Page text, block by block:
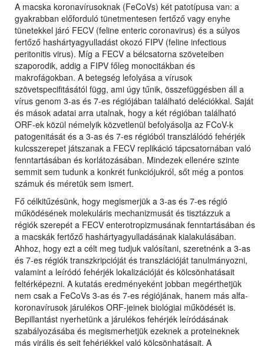
A macska koronavírusoknak (FeCoVs) két patotípusa van: a
gyakrabban előforduló tünetmentesen fertőző vagy enyhe
tünetekkel járó FECV (feline enteric coronavirus) és a súlyos
fertőző hashártyagyulladást okozó FIPV (feline infectious
peritonitis virus). Míg a FECV a bélcsatorna szöveteiben
szaporodik, addig a FIPV főleg monocitákban és
makrofágokban. A betegség lefolyása a vírusok
szövetspecifitásától függ, ami úgy tűnik, összefüggésben áll a
vírus genom 3-as és 7-es régiójában található deléciókkal. Saját
és mások adatai arra utalnak, hogy a két régióban található
ORF-ek közül némelyik közvetlenül befolyásolja az FCoV-k
patogenitását és a 3-as és 7-es régióból transzlálódó fehérjék
kulcsszerepet játszanak a FECV replikáció tápcsatornában való
fenntartásában és korlátozásában. Mindezek ellenére szinte
semmit sem tudunk a konkrét funkciójukról, sőt még a pontos
számuk és méretük sem ismert.
Fő célkitűzésünk, hogy megismerjük a 3-as és 7-es régió
működésének molekuláris mechanizmusát és tisztázzuk a
régiók szerepét a FECV enterotropizmusának fenntartásában és
a macskák fertőző hashártyagyulladásának kialakulásában.
Ahhoz, hogy ezt a célt meg tudjuk valósítani, szeretnénk a 3-as
és 7-es régiók transzkripcióját és transzlációját tanulmányozni,
valamint a leíródó fehérjék lokalizációját és kölcsönhatásait
feltérképezni. A kutatás eredményeként jobban megérthetjük
nem csak a FeCoVs 3-as és 7-es régiójának, hanem más alfa-
koronavírusok járulékos ORF-jeinek biológiai működését is.
Bepillantást nyerhetünk a járulékos fehérjék leíródásának
szabályozásába és megismerhetjük ezeknek a proteineknek
más virális és sejt fehérjékkel való kölcsönhatásait. A